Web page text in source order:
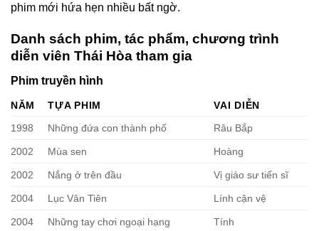
phim mới hứa hẹn nhiều bất ngờ.
Danh sách phim, tác phẩm, chương trình
diễn viên Thái Hòa tham gia
Phim truyền hình
NĂM TỰA PHIM
VAI DIỄN
1998
Những đứa con thành phố Râu Bắp
2002 Mùa sen Hoàng
2002 Nắng ở trên đầu Vị giáo sư tiến sĩ
2004 Lục Vân Tiên Lính cận vệ
2004 Những tay chơi ngoại hạng Tính